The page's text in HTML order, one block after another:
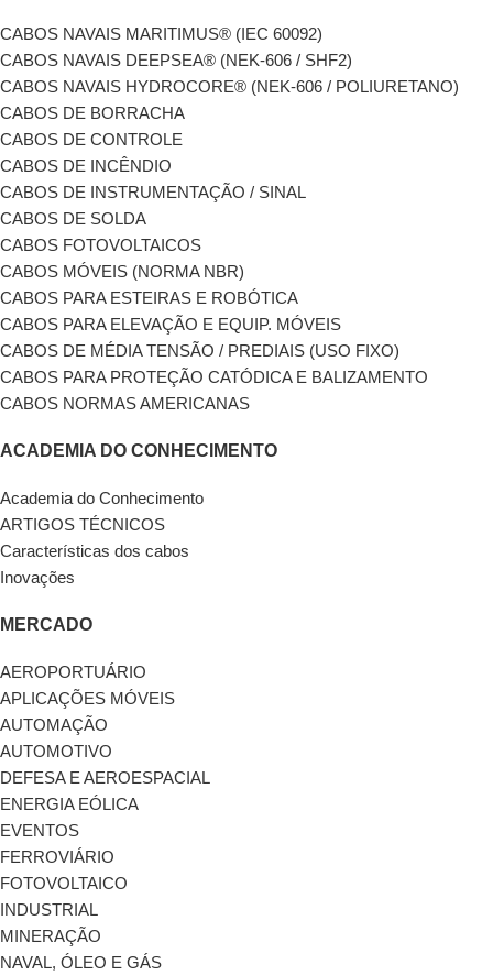
CABOS NAVAIS MARITIMUS® (IEC 60092)
CABOS NAVAIS DEEPSEA® (NEK-606 / SHF2)
CABOS NAVAIS HYDROCORE® (NEK-606 / POLIURETANO)
CABOS DE BORRACHA
CABOS DE CONTROLE
CABOS DE INCÊNDIO
CABOS DE INSTRUMENTAÇÃO / SINAL
CABOS DE SOLDA
CABOS FOTOVOLTAICOS
CABOS MÓVEIS (NORMA NBR)
CABOS PARA ESTEIRAS E ROBÓTICA
CABOS PARA ELEVAÇÃO E EQUIP. MÓVEIS
CABOS DE MÉDIA TENSÃO / PREDIAIS (USO FIXO)
CABOS PARA PROTEÇÃO CATÓDICA E BALIZAMENTO
CABOS NORMAS AMERICANAS
ACADEMIA DO CONHECIMENTO
Academia do Conhecimento
ARTIGOS TÉCNICOS
Características dos cabos
Inovações
MERCADO
AEROPORTUÁRIO
APLICAÇÕES MÓVEIS
AUTOMAÇÃO
AUTOMOTIVO
DEFESA E AEROESPACIAL
ENERGIA EÓLICA
EVENTOS
FERROVIÁRIO
FOTOVOLTAICO
INDUSTRIAL
MINERAÇÃO
NAVAL, ÓLEO E GÁS